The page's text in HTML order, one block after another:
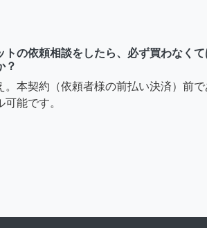
トの依頼相談をしたら、必ず買わなく
？
。本契約（依頼者様の前払い決済）前
可能です。